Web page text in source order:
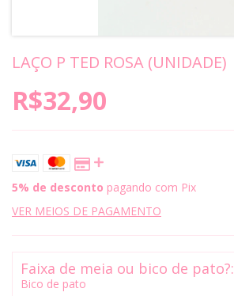
LAÇO P TED ROSA (UNIDADE)
R$32,90
5% de desconto pagando com Pix
VER MEIOS DE PAGAMENTO
Faixa de meia ou bico de pato?:
Bico de pato